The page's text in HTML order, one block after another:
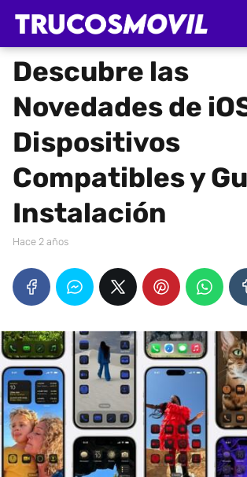
Descubre las
Novedades de
Dispositivos
Compatibles y
Instalación
hace 2 años